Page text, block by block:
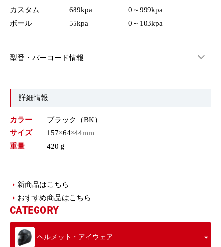
カスタム
689kpa
0～999kpa
ボール
55kpa 0～103kpa
型番・バーコード情報
詳細情報
カラー
ブラック（BK）
サイズ
157×64×44mm
重量
420ｇ
新商品はこちら
おすすめ商品はこちら
CATEGORY
ヘルメット・アイウェア